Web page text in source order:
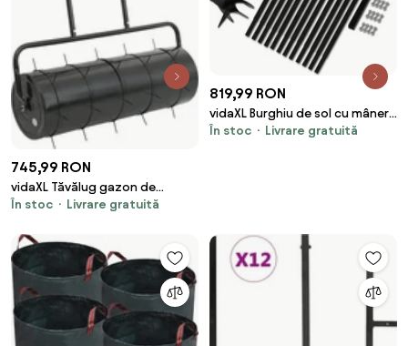
745,99 RON
vidaXL Tăvălug gazon de
grădină cleme de aerisire negru
În stoc Livrare gratuită
819,99 RON
vidaXL Burghiu de sol cu mâner
200 mm cu tub prelungitor 13
În stoc Livrare gratuită